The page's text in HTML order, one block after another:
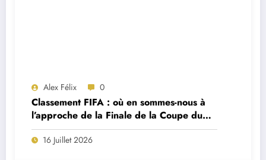
Alex Félix 0
Classement FIFA : où en sommes-nous à
l’approche de la Finale de la Coupe du
Monde 2026 ?
16 Juillet 2026